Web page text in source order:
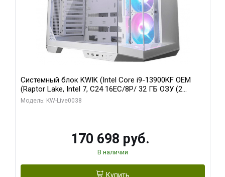
Системный блок KWIK (Intel Core i9-13900KF OEM
(Raptor Lake, Intel 7, C24 16EC/8P/ 32 ГБ ОЗУ (2
модуля)/ Gigabyte RX9070XT GAMING OC 16GB GDDR6
Модель: KW-Live0038
170 698 руб.
В наличии
Купить